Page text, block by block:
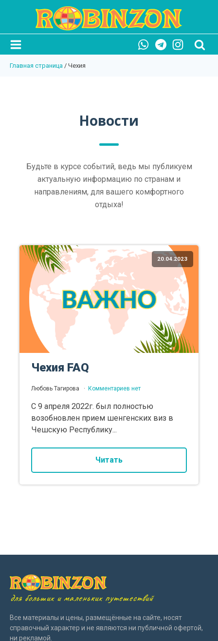
Главная страница / Чехия
Новости
Будьте в курсе событий, ведь мы публикуем
актуальную информацию по странам и
направлениям, для вашего комфортного
отдыха!
20.04.2023
Чехия FAQ
Любовь Тагирова Комментариев нет
С 9 апреля 2022г. был полностью
возобновлен прием шенгенских виз в
Чешскую Республику...
Читать
для больших и маленьких путешествий
Все материалы и цены, размещённые на сайте, носят
справочный характер и не являются ни публичной офертой,
ни рекламой.